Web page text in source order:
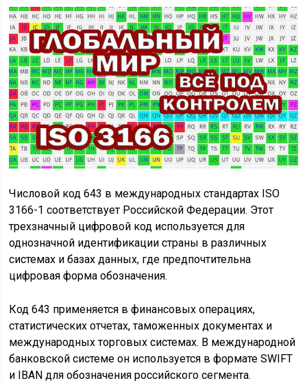
Числовой код 643 в международных стандартах ISO
3166-1 соответствует Российской Федерации. Этот
трехзначный цифровой код используется для
однозначной идентификации страны в различных
системах и базах данных, где предпочтительна
цифровая форма обозначения.
Код 643 применяется в финансовых операциях,
статистических отчетах, таможенных документах и
международных торговых системах. В международной
банковской системе он используется в формате SWIFT
и IBAN для обозначения российского сегмента.